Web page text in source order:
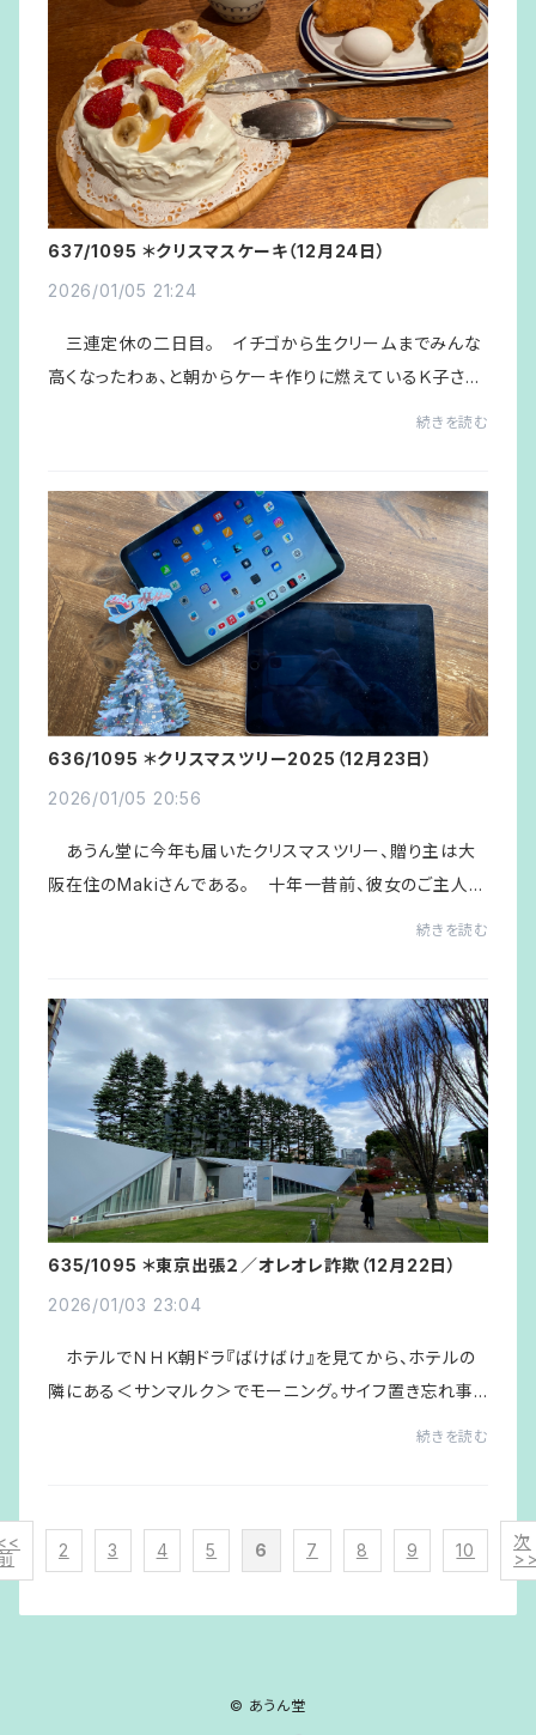
637/1095 ＊クリスマスケーキ（12月24日）
2026/01/05 21:24
三連定休の二日目。 イチゴから生クリームまでみんな
高くなったわぁ、と朝からケーキ作りに燃えているＫ子さん
続きを読む
636/1095 ＊クリスマスツリー2025（12月23日）
2026/01/05 20:56
あうん堂に今年も届いたクリスマスツリー、贈り主は大
阪在住のMakiさんである。 十年一昔前、彼女のご主人が
続きを読む
635/1095 ＊東京出張２／オレオレ詐欺（12月22日）
2026/01/03 23:04
ホテルでＮＨＫ朝ドラ『ばけばけ』を見てから、ホテルの
隣にある＜サンマルク＞でモーニング。サイフ置き忘れ事
続きを読む
2 3 4 5 6 7 8 9 10
次
© あうん堂